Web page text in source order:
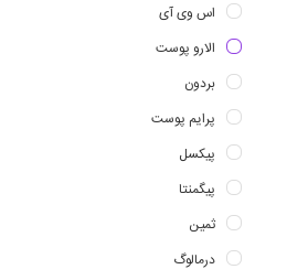
اس وی آی
الارو پوست
بردون
پرایم پوست
پیکسل
پیگمنتا
ثمین
درمالوگ